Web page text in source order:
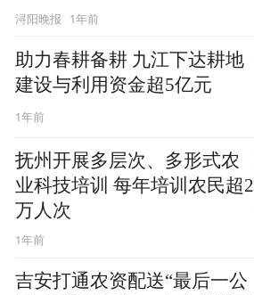
浔阳晚报 1年前
助力春耕备耕 九江下达耕地
建设与利用资金超5亿元
1年前
抚州开展多层次、多形式农
业科技培训 每年培训农民超2
万人次
1年前
吉安打通农资配送“最后一公